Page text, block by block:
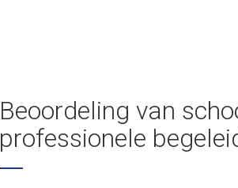
Beoordeling van
professionele